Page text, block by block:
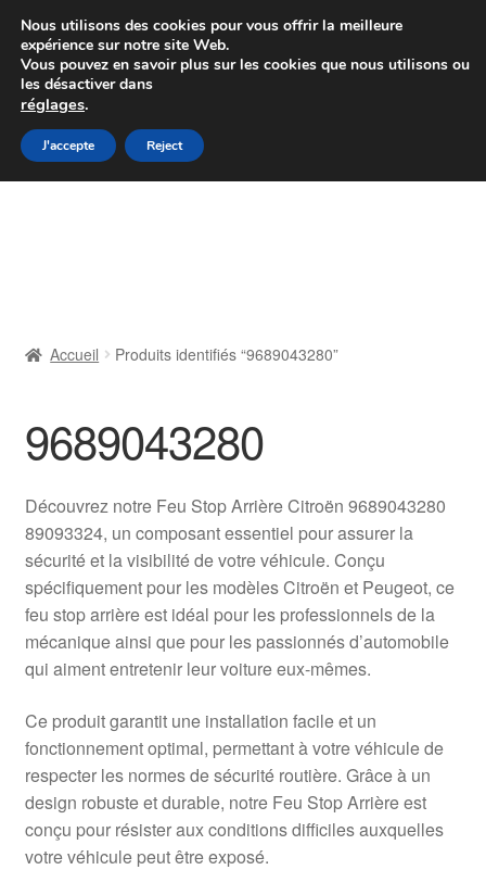
Colissimo livraison à partir de 7 EUR
Du lundi au vendredi de 9 h à 16 h
Aller
à
Aller
au
Livraison
Livraison internationale
Mon compte
Paiements
Panier
Plainte
Politique de confidentialité
Procédure de Réclamation
Accueil Produits identifiés “9689043280”
9689043280
Découvrez notre Feu Stop Arrière Citroën 9689043280
89093324, un composant essentiel pour assurer la
sécurité et la visibilité de votre véhicule. Conçu
spécifiquement pour les modèles Citroën et Peugeot, ce
feu stop arrière est idéal pour les professionnels de la
mécanique ainsi que pour les passionnés d’automobile
qui aiment entretenir leur voiture eux-mêmes.
Ce produit garantit une installation facile et un
fonctionnement optimal, permettant à votre véhicule de
respecter les normes de sécurité routière. Grâce à un
design robuste et durable, notre Feu Stop Arrière est
conçu pour résister aux conditions difficiles auxquelles
votre véhicule peut être exposé.
Nous utilisons des cookies pour vous offrir la meilleure
expérience sur notre site Web.
Vous pouvez en savoir plus sur les cookies que nous utilisons ou
les désactiver dans
réglages.
J'accepte Reject